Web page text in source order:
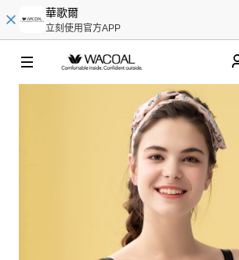
華歌爾
立刻使用官方APP